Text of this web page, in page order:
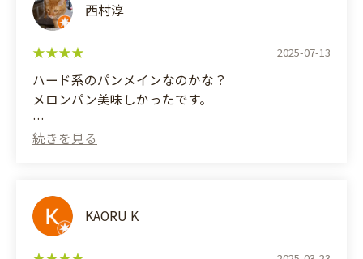
(Translated by Google)
■ 2025/8/30
・Yeast Beans:
A fragrant crust and soft, chewy dough. The simple
umami, making it delicious. I haven't tried it yet,
西村淳
2025-07-13
ハード系のパンメインなのかな？
メロンパン美味しかったです。
(Translated by Google)
KAORU K